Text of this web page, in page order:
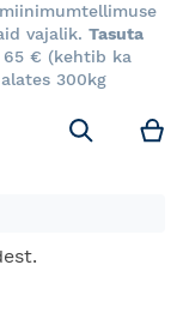
vajalik. Tasuta
65 € (kehtib ka
300kg
Otsi
ainult e-
poodide